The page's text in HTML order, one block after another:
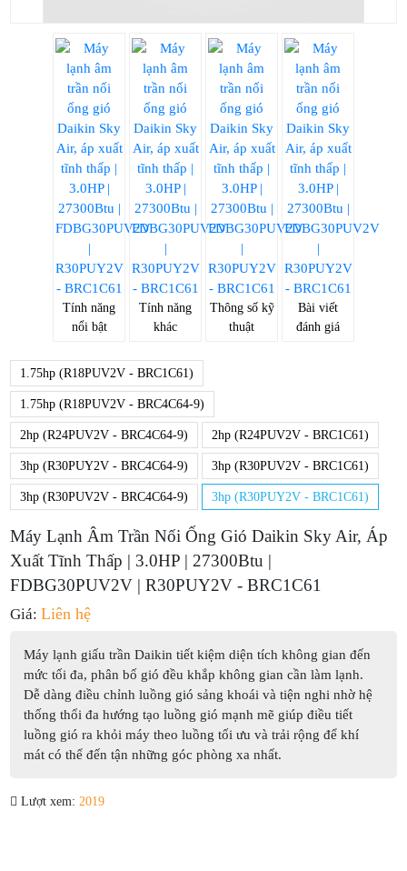
Tính năng
nổi bật
Tính năng
khác
Thông số kỹ
thuật
Bài viết
đánh giá
1.75hp (R18PUV2V - BRC1C61)
1.75hp (R18PUV2V - BRC4C64-9)
2hp (R24PUV2V - BRC4C64-9) 2hp (R24PUV2V - BRC1C61)
3hp (R30PUY2V - BRC4C64-9) 3hp (R30PUV2V - BRC1C61)
3hp (R30PUV2V - BRC4C64-9) 3hp (R30PUY2V - BRC1C61)
Máy Lạnh Âm Trần Nối Ống Gió Daikin Sky Air, Áp
Xuất Tĩnh Thấp | 3.0HP | 27300Btu |
FDBG30PUV2V | R30PUY2V - BRC1C61
Giá: Liên hệ
Máy lạnh giấu trần Daikin tiết kiệm diện tích không gian đến
mức tối đa, phân bố gió đều khắp không gian cần làm lạnh.
Dễ dàng điều chỉnh luồng gió sảng khoái và tiện nghi nhờ hệ
thống thổi đa hướng tạo luồng gió mạnh mẽ giúp điều tiết
luồng gió ra khỏi máy theo luồng tối ưu và trải rộng để khí
mát có thể đến tận những góc phòng xa nhất.
Lượt xem: 2019